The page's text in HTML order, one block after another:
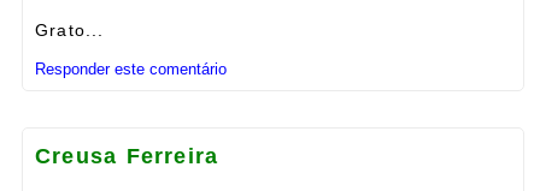
Grato...
Responder este comentário
Creusa Ferreira